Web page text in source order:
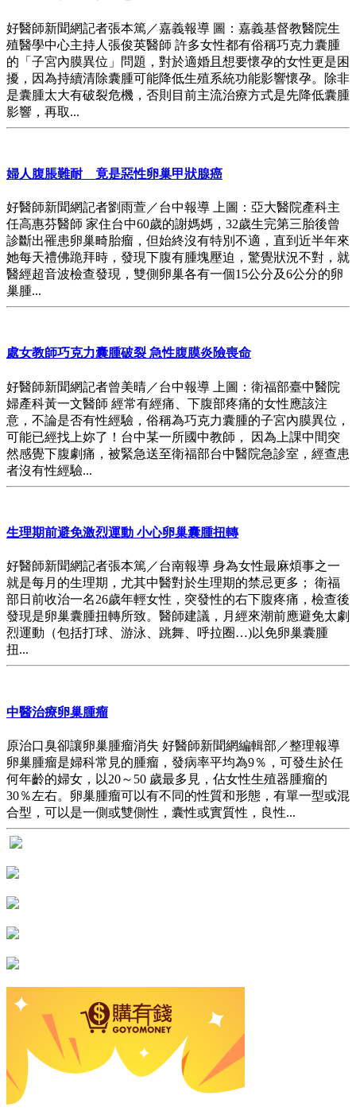
好醫師新聞網記者張本篤／嘉義報導 圖：嘉義基督教醫院生
殖醫學中心主持人張俊英醫師 許多女性都有俗稱巧克力囊腫
的「子宮內膜異位」問題，對於適婚且想要懷孕的女性更是困
擾，因為持續清除囊腫可能降低生殖系統功能影響懷孕。除非
是囊腫太大有破裂危機，否則目前主流治療方式是先降低囊腫
影響，再取...
婦人腹脹難耐 竟是惡性卵巢甲狀腺癌
好醫師新聞網記者劉雨萱／台中報導 上圖：亞大醫院產科主
任高惠芬醫師 家住台中60歲的謝媽媽，32歲生完第三胎後曾
診斷出罹患卵巢畸胎瘤，但始終沒有特別不適，直到近半年來
她每天禮佛跪拜時，發現下腹有腫塊壓迫，驚覺狀況不對，就
醫經超音波檢查發現，雙側卵巢各有一個15公分及6公分的卵
巢腫...
處女教師巧克力囊腫破裂 急性腹膜炎險喪命
好醫師新聞網記者曾美晴／台中報導 上圖：衛福部臺中醫院
婦產科黃一文醫師 經常有經痛、下腹部疼痛的女性應該注
意，不論是否有性經驗，俗稱為巧克力囊腫的子宮內膜異位，
可能已經找上妳了！台中某一所國中教師， 因為上課中間突
然感覺下腹劇痛，被緊急送至衛福部台中醫院急診室，經查患
者沒有性經驗...
生理期前避免激烈運動 小心卵巢囊腫扭轉
好醫師新聞網記者張本篤／台南報導 身為女性最麻煩事之一
就是每月的生理期，尤其中醫對於生理期的禁忌更多； 衛福
部日前收治一名26歲年輕女性，突發性的右下腹疼痛，檢查後
發現是卵巢囊腫扭轉所致。醫師建議，月經來潮前應避免太劇
烈運動（包括打球、游泳、跳舞、呼拉圈…)以免卵巢囊腫
扭...
中醫治療卵巢腫瘤
原治口臭卻讓卵巢腫瘤消失 好醫師新聞網編輯部／整理報導
卵巢腫瘤是婦科常見的腫瘤，發病率平均為9％，可發生於任
何年齡的婦女，以20～50 歲最多見，佔女性生殖器腫瘤的
30％左右。卵巢腫瘤可以有不同的性質和形態，有單一型或混
合型，可以是一側或雙側性，囊性或實質性，良性...